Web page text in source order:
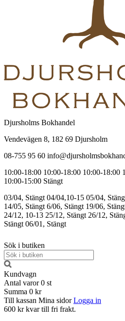
Djursholms Bokhandel
Vendevägen 8, 182 69 Djursholm
08-755 95 60
10:00-18:00 10:00-18:00 10:00-18:00
10:00-15:00 Stängt
03/04, Stängt 04/04,10-15 05/04,
14/05, Stängt 6/06, Stängt 19/06,
24/12, 10-13 25/12, Stängt 26/12,
Stängt 06/01, Stängt
Sök i butiken
Kundvagn
Antal varor 0 st
Summa 0 kr
Till kassan Mina sidor Logga in
600 kr kvar till fri frakt.